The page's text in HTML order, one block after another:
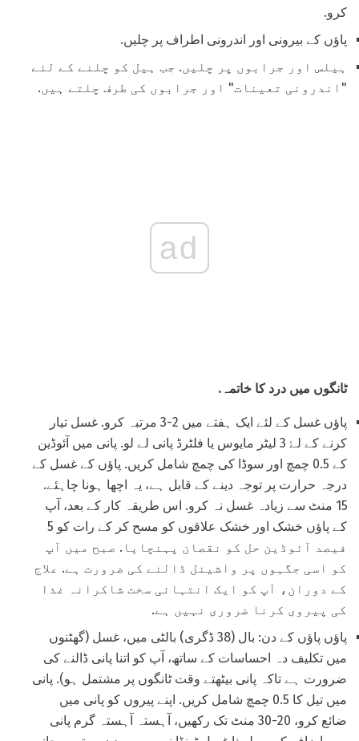
کرو.
پاؤں کے بیرونی اور اندرونی اطراف پر چلیں.
ہیلس اور جرابوں پر چلیں. جب ہیل کو چلنے کے لئے
"اندرونی تعینات" اور جرابوں کی طرف چلتے ہیں.
ad
ٹانگوں میں درد کا خاتمہ.
پاؤں غسل کے لئے ایک ہفتے میں 2-3 مرتبہ کرو. غسل تیار
کرنے کے لۓ 3 لیٹر مایوس یا فلٹرڈ پانی لے لو. پانی میں آئوڈین
کے 0.5 چمچ اور سوڈا کی چمچ شامل کریں. پاؤں کے غسل کے
درجہ حرارت پر توجہ دینے کے قابل ہے، یہ اچھا ہونا چاہئے.
15 منٹ سے زیادہ غسل نہ کرو. اس طریقہ کار کے بعد، آپ
کے پاؤں خشک اور خشک علاقوں کو مسح کر کے رات کو 5
فیصد آئوڈین حل کو نقصان پہنچایا. صبح میں آپ
کو اسی جگہوں پر واشینل ڈالنے کی ضرورت ہے. علاج
کے دوران، آپ کو ایک انتہائی سخت شاکرانہ غذا
کی پیروی کرنا ضروری نہیں ہے.
پاؤں پاؤں کے دن: بال (38 ڈگری) بالٹی میں، غسل (گھٹنوں
میں تکلیف دہ احساسات کے ساتھ، آپ کو اتنا پانی ڈالنے کی
ضرورت ہے تاکہ پانی بیٹھتے وقت ٹانگوں پر مشتمل ہو). پانی
میں تیل کا 0.5 چمچ شامل کریں. اپنے پیروں کو پانی میں
ضائع کرو، 20-30 منٹ تک رکھیں، آہستہ آہستہ گرم پانی